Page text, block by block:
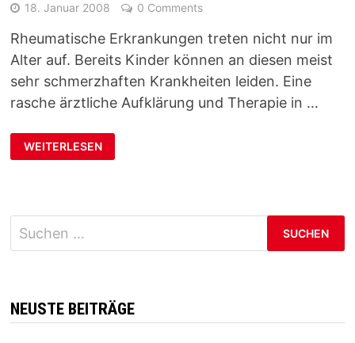
18. Januar 2008 0 Comments
Rheumatische Erkrankungen treten nicht nur im
Alter auf. Bereits Kinder können an diesen meist
sehr schmerzhaften Krankheiten leiden. Eine
rasche ärztliche Aufklärung und Therapie in …
WEITERLESEN
Suchen
nach:
NEUSTE BEITRÄGE